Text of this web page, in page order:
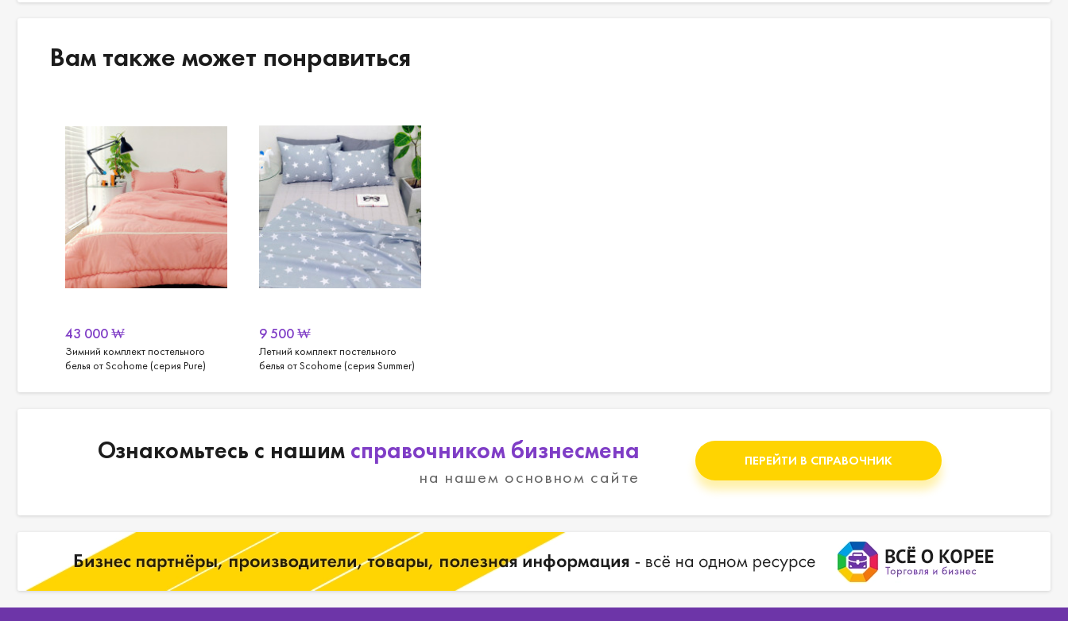
Вам также может понравиться
43 000₩
Зимний комплект постельного
белья от Scohome (серия Pure)
9 500₩
Летний комплект постельного
белья от Scohome (серия Summer)
Ознакомьтесь с нашим справочником бизнесмена
на нашем основном сайте
ПЕРЕЙТИ В СПРАВОЧНИК